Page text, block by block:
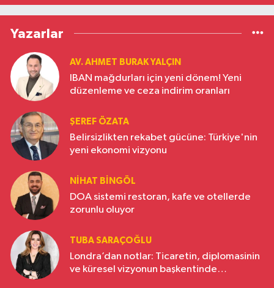
Yazarlar
AV. AHMET BURAK YALÇIN
IBAN mağdurları için yeni dönem! Yeni
düzenleme ve ceza indirim oranları
ŞEREF ÖZATA
Belirsizlikten rekabet gücüne: Türkiye'nin
yeni ekonomi vizyonu
NIHAT BINGÖL
DOA sistemi restoran, kafe ve otellerde
zorunlu oluyor
TUBA SARAÇOĞLU
Londra’dan notlar: Ticaretin, diplomasinin
ve küresel vizyonun başkentinde